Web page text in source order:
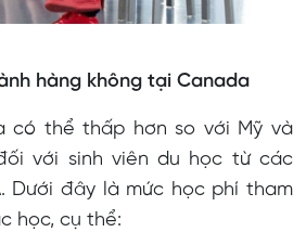
hàng không tại Canada
có thể thấp hơn so với Mỹ và
với sinh viên du học từ các
Dưới đây là mức học phí tham
học, cụ thể: